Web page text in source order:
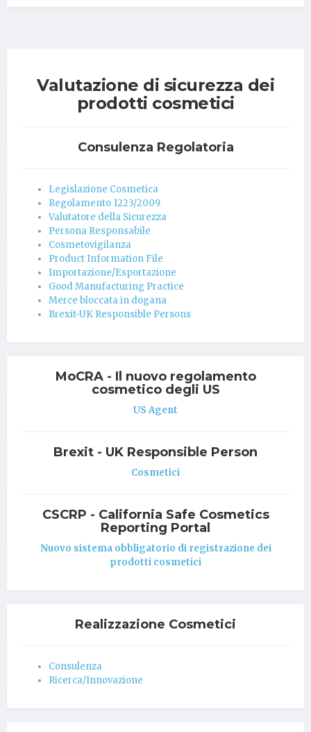
Valutazione di sicurezza dei
prodotti cosmetici
Consulenza Regolatoria
Legislazione Cosmetica
Regolamento 1223/2009
Valutatore della Sicurezza
Persona Responsabile
Cosmetovigilanza
Product Information File
Importazione/Esportazione
Good Manufacturing Practice
Merce bloccata in dogana
Brexit-UK Responsible Persons
MoCRA - Il nuovo regolamento
cosmetico degli US
US Agent
Brexit - UK Responsible Person
Cosmetici
CSCRP - California Safe Cosmetics
Reporting Portal
Nuovo sistema obbligatorio di registrazione dei
prodotti cosmetici
Realizzazione Cosmetici
Consulenza
Ricerca/Innovazione